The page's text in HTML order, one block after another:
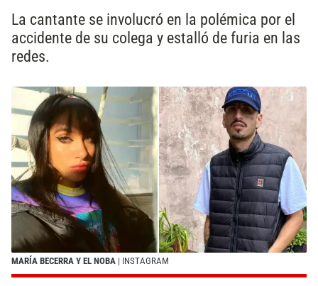
La cantante se involucró en la polémica por el
accidente de su colega y estalló de furia en las
redes.
MARÍA BECERRA Y EL NOBA | INSTAGRAM